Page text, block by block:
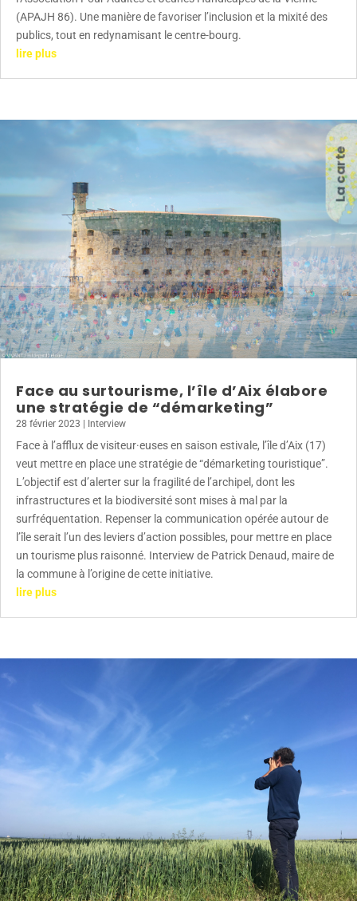
La carte
(APAJH 86). Une manière de favoriser l’inclusion et la mixité des
publics, tout en redynamisant le centre-bourg.
lire plus
Face au surtourisme, l’île d’Aix élabore
une stratégie de “démarketing”
28 février 2023 Interview
Face à l’afflux de visiteur·euses en saison estivale, l’île d’Aix (17)
veut mettre en place une stratégie de “démarketing touristique”.
L’objectif est d’alerter sur la fragilité de l’archipel, dont les
infrastructures et la biodiversité sont mises à mal par la
surfréquentation. Repenser la communication opérée autour de
l’île serait l’un des leviers d’action possibles, pour mettre en place
un tourisme plus raisonné. Interview de Patrick Denaud, maire de
la commune à l’origine de cette initiative.
lire plus